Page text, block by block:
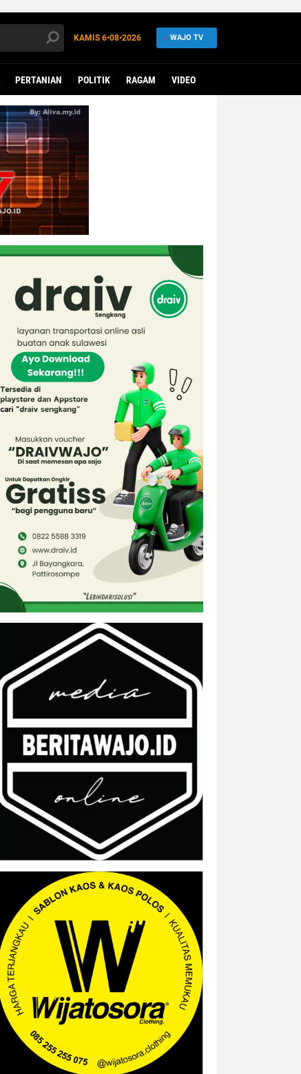
KAMIS 6•08•2026 WAJO TV
PERTANIAN POLITIK RAGAM VIDEO